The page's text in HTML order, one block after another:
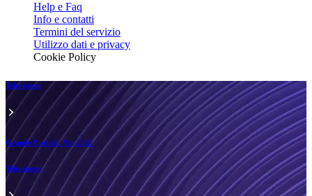
Help e Faq
Info e contatti
Termini del servizio
Utilizzo dati e privacy
Cookie Policy
Televisione
Grande Fratello Vip 2021
Televisione